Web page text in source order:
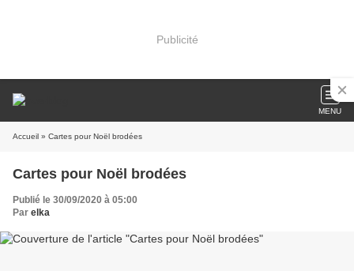
Publicité
MENU
Accueil » Cartes pour Noël brodées
Cartes pour Noël brodées
Publié le 30/09/2020 à 05:00
Par elka